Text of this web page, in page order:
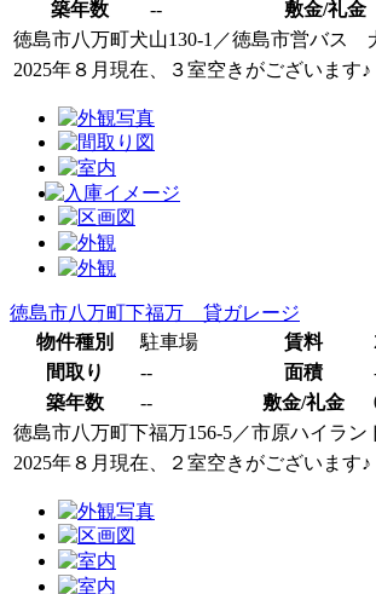
築年数 -- 敷金/礼金
徳島市八万町犬山130-1 ／徳島市営バス
2025年８月現在、３室空きがございます♪
徳島市八万町下福万 貸ガレージ
物件種別
駐車場 賃料
間取り
-- 面積
築年数
-- 敷金/礼金
徳島市八万町下福万156-5／市原ハイラ
2025年８月現在、２室空きがございます♪